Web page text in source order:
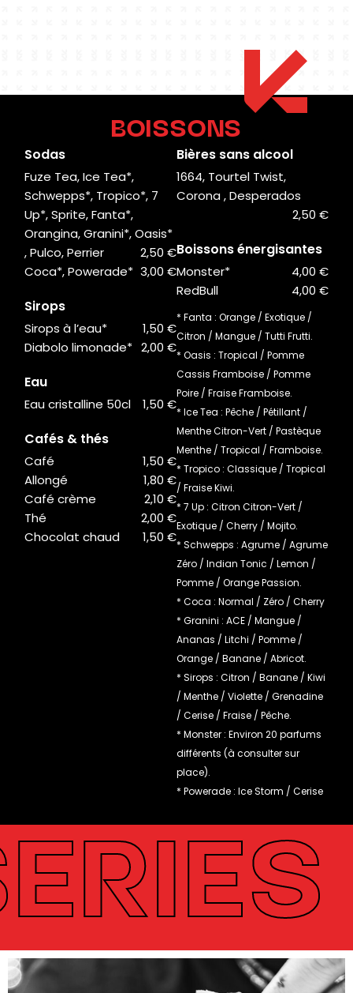
BOISSONS
Sodas
Fuze Tea, Ice Tea*,
Schwepps*, Tropico*, 7
Up*, Sprite, Fanta*,
Orangina, Granini*, Oasis*
, Pulco, Perrier
2,50 €
Coca*, Powerade* 3,00 €
Sirops
Sirops à l’eau*
1,50 €
Diabolo limonade* 2,00 €
Eau
Eau cristalline 50cl 1,50 €
Cafés & thés
Café
1,50 €
Allongé
1,80 €
Café crème
2,10 €
Thé
2,00 €
Chocolat chaud
1,50 €
Bières sans alcool
1664, Tourtel Twist,
Corona , Desperados
2,50 €
Boissons énergisantes
Monster*
4,00 €
RedBull
4,00 €
* Fanta : Orange / Exotique /
Citron / Mangue / Tutti Frutti.
* Oasis : Tropical / Pomme
Cassis Framboise / Pomme
Poire / Fraise Framboise.
* Ice Tea : Pêche / Pétillant /
Menthe Citron-Vert / Pastèque
Menthe / Tropical / Framboise.
* Tropico : Classique / Tropical
/ Fraise Kiwi.
* 7 Up : Citron Citron-Vert /
Exotique / Cherry / Mojito.
* Schwepps : Agrume / Agrume
Zéro / Indian Tonic / Lemon /
Pomme / Orange Passion.
* Coca : Normal / Zéro / Cherry
* Granini : ACE / Mangue /
Ananas / Litchi / Pomme /
Orange / Banane / Abricot.
* Sirops : Citron / Banane / Kiwi
/ Menthe / Violette / Grenadine
/ Cerise / Fraise / Pêche.
* Monster : Environ 20 parfums
différents (à consulter sur
place).
* Powerade : Ice Storm / Cerise